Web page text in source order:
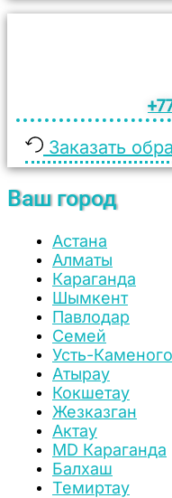
Заказать
Ваш город
Астана
Алматы
Караганда
Шымкент
Павлодар
Семей
Усть-
Атырау
Кокшетау
Жезказган
Актау
MD Караганда
Балхаш
Темиртау